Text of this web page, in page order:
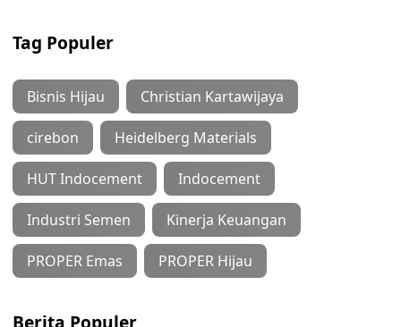
Tag Populer
Bisnis Hijau Christian Kartawijaya
cirebon Heidelberg Materials
HUT Indocement Indocement
Industri Semen Kinerja Keuangan
PROPER Emas PROPER Hijau
Berita Populer